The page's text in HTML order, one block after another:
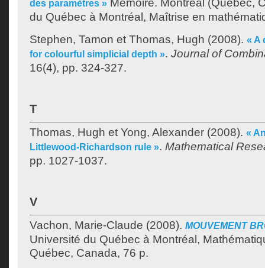
des paramètres » Mémoire. Montréal (Québec,
du Québec à Montréal, Maîtrise en
Stephen, Tamon et Thomas, Hugh (2008). « A
for colourful simplicial depth ». Journal of
16(4), pp. 324-327.
T
Thomas, Hugh et Yong, Alexander (2008). «
Littlewood-Richardson rule ». Mathematical
pp. 1027-1037.
V
Vachon, Marie-Claude (2008). MOUVEMENT
Université du Québec à Montréal,
Québec, Canada, 76 p.